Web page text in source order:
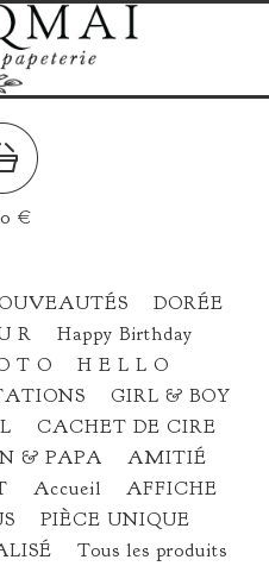
€
DORÉE
R
Happy Birthday
T O
H E L L O
GIRL & BOY
CACHET DE CIRE
& PAPA
AMITIÉ
Accueil
AFFICHE
PIÈCE UNIQUE
Tous les produits